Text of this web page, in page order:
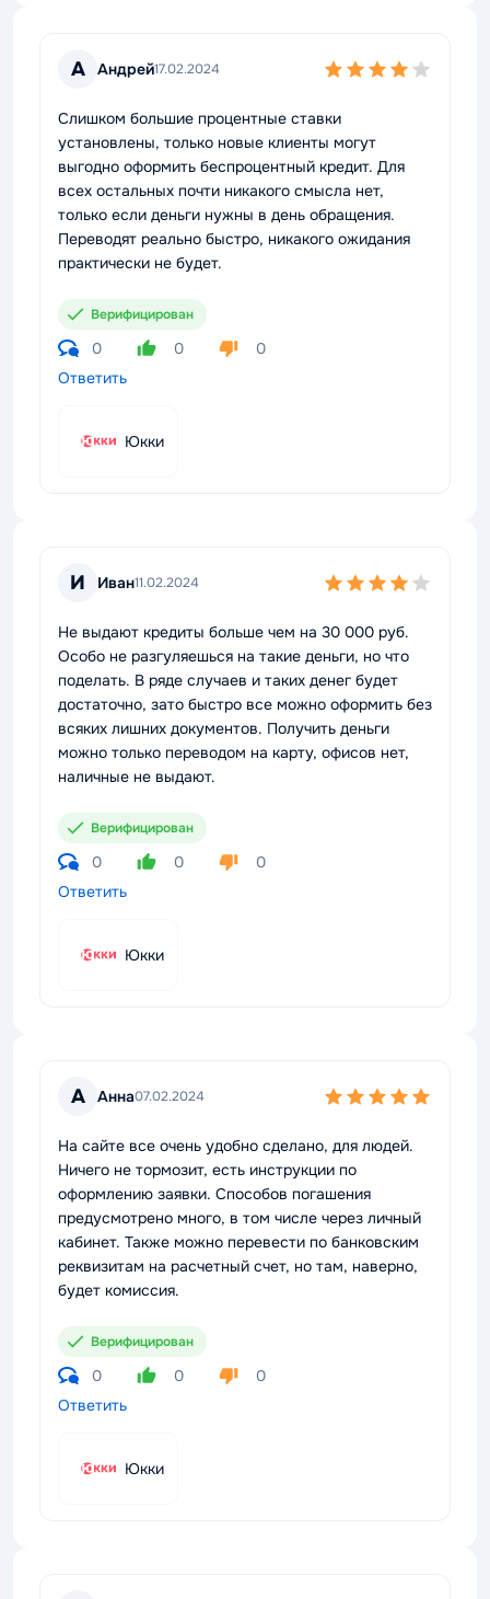
А Андрей17.02.2024
Слишком большие процентные ставки
установлены, только новые клиенты могут
выгодно оформить беспроцентный кредит. Для
всех остальных почти никакого смысла нет,
только если деньги нужны в день обращения.
Переводят реально быстро, никакого ожидания
практически не будет.
Верифицирован
0 0
0
Ответить
Юкки
И Иван11.02.2024
Не выдают кредиты больше чем на 30 000 руб.
Особо не разгуляешься на такие деньги, но что
поделать. В ряде случаев и таких денег будет
достаточно, зато быстро все можно оформить без
всяких лишних документов. Получить деньги
можно только переводом на карту, офисов нет,
наличные не выдают.
Верифицирован
0 0
0
Ответить
Юкки
А Анна07.02.2024
На сайте все очень удобно сделано, для людей.
Ничего не тормозит, есть инструкции по
оформлению заявки. Способов погашения
предусмотрено много, в том числе через личный
кабинет. Также можно перевести по банковским
реквизитам на расчетный счет, но там, наверно,
будет комиссия.
Верифицирован
0 0
0
Ответить
Юкки